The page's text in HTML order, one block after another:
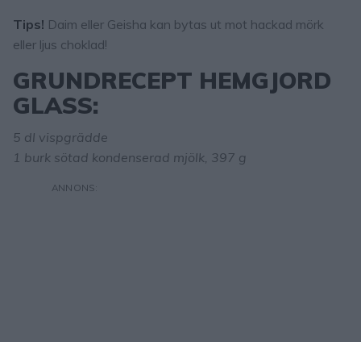
Tips! Daim eller Geisha kan bytas ut mot hackad mörk
eller ljus choklad!
GRUNDRECEPT HEMGJORD
GLASS:
5 dl vispgrädde
1 burk sötad kondenserad mjölk, 397 g